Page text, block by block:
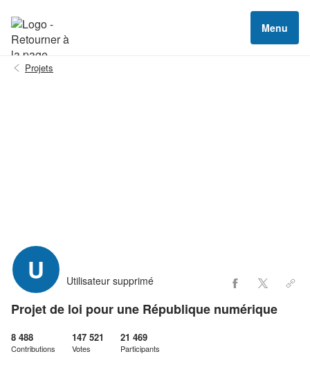
Menu
Projets
U Utilisateur supprimé
Projet de loi pour une République numérique
8 488
Contributions
147 521
Votes
21 469
Participants